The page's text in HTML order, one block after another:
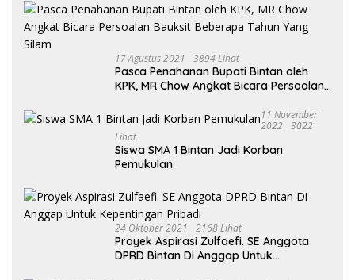
17 Agustus 2021 3894 Lihat
Pasca Penahanan Bupati Bintan oleh
KPK, MR Chow Angkat Bicara Persoalan
11 November
2022 3022
Lihat
Siswa SMA 1 Bintan Jadi Korban
Pemukulan
24 Oktober 2021 2168 Lihat
Proyek Aspirasi Zulfaefi. SE Anggota
DPRD Bintan Di Anggap Untuk